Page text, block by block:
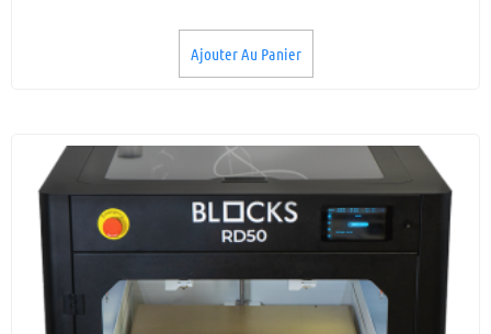
Ajouter Au Panier